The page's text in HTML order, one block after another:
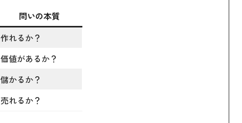
問いの本質
作れるか？
価値があるか？
儲かるか？
売れるか？